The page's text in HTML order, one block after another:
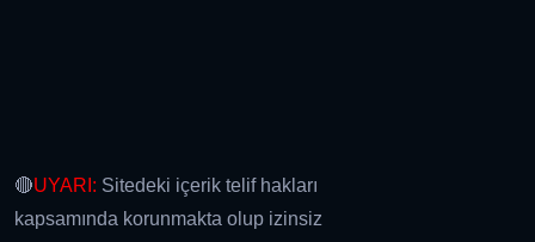
🔴UYARI: Sitedeki içerik telif hakları
kapsamında korunmakta olup izinsiz